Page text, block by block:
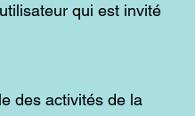
qui est invité
des activités de la